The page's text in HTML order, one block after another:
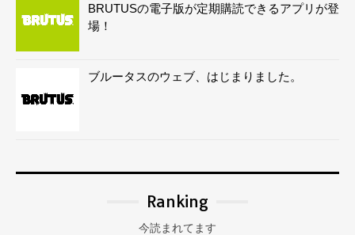
BRUTUSの電子版が定期購読できるアプリが登
場！
ブルータスのウェブ、はじまりました。
Ranking
今読まれてます